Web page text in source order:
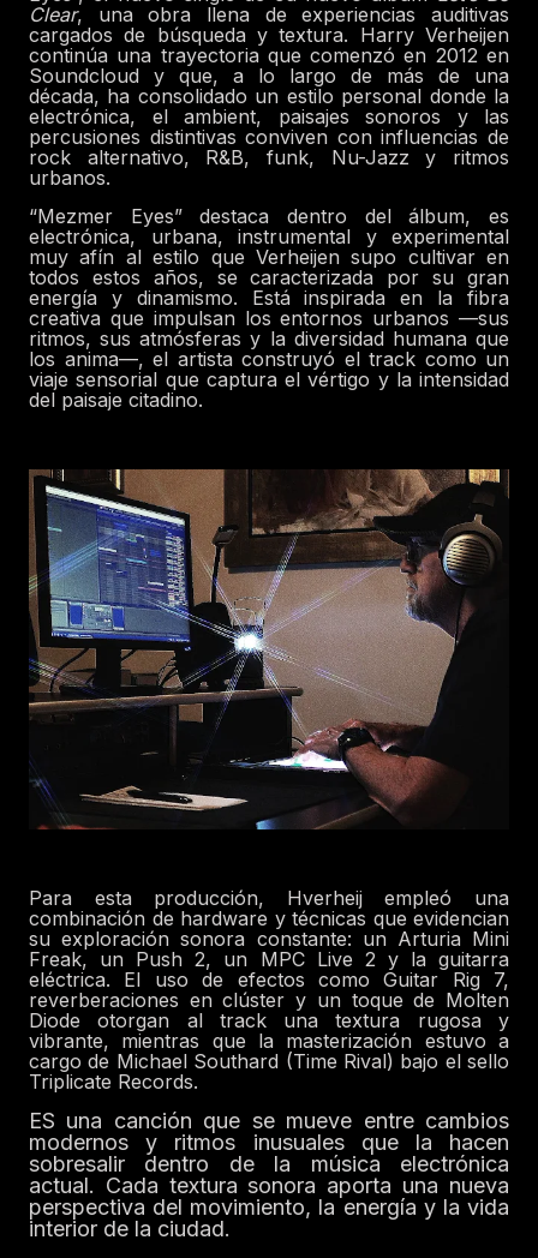
Clear, una obra llena de experiencias auditivas
cargados de búsqueda y textura. Harry Verheijen
continúa una trayectoria que comenzó en 2012 en
Soundcloud y que, a lo largo de más de una
década, ha consolidado un estilo personal donde la
electrónica, el ambient, paisajes sonoros y las
percusiones distintivas conviven con influencias de
rock alternativo, R&B, funk, Nu-Jazz y ritmos
urbanos.
“Mezmer Eyes” destaca dentro del álbum, es
electrónica, urbana, instrumental y experimental
muy afín al estilo que Verheijen supo cultivar en
todos estos años, se caracterizada por su gran
energía y dinamismo. Está inspirada en la fibra
creativa que impulsan los entornos urbanos —sus
ritmos, sus atmósferas y la diversidad humana que
los anima—, el artista construyó el track como un
viaje sensorial que captura el vértigo y la intensidad
del paisaje citadino.
Para esta producción, Hverheij empleó una
combinación de hardware y técnicas que evidencian
su exploración sonora constante: un Arturia Mini
Freak, un Push 2, un MPC Live 2 y la guitarra
eléctrica. El uso de efectos como Guitar Rig 7,
reverberaciones en clúster y un toque de Molten
Diode otorgan al track una textura rugosa y
vibrante, mientras que la masterización estuvo a
cargo de Michael Southard (Time Rival) bajo el sello
Triplicate Records.
ES una canción que se mueve entre cambios
modernos y ritmos inusuales que la hacen
sobresalir dentro de la música electrónica
actual. Cada textura sonora aporta una nueva
perspectiva del movimiento, la energía y la vida
interior de la ciudad.